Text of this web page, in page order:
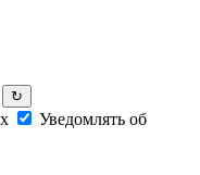
↻
Уведомлять об